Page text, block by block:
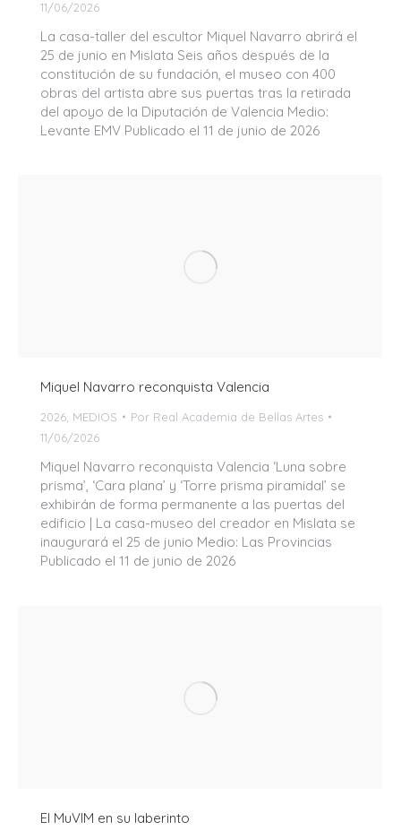
11/06/2026
La casa-taller del escultor Miquel Navarro abrirá el
25 de junio en Mislata Seis años después de la
constitución de su fundación, el museo con 400
obras del artista abre sus puertas tras la retirada
del apoyo de la Diputación de Valencia Medio:
Levante EMV Publicado el 11 de junio de 2026
Miquel Navarro reconquista Valencia
2026 MEDIOS Por Real Academia de Bellas Artes
11/06/2026
Miquel Navarro reconquista Valencia ‘Luna sobre
prisma’, ‘Cara plana’ y ‘Torre prisma piramidal’ se
exhibirán de forma permanente a las puertas del
edificio | La casa-museo del creador en Mislata se
inaugurará el 25 de junio Medio: Las Provincias
Publicado el 11 de junio de 2026
El MuVIM en su laberinto